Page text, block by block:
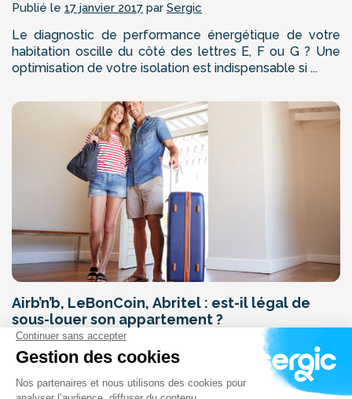
Publié le 17 janvier 2017 par Sergic
Le diagnostic de performance énergétique de votre
habitation oscille du côté des lettres E, F ou G ? Une
optimisation de votre isolation est indispensable si ...
Airb’n’b, LeBonCoin, Abritel : est-il légal de
sous-louer son appartement ?